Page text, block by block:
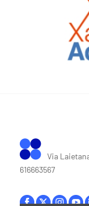
Via
616663567